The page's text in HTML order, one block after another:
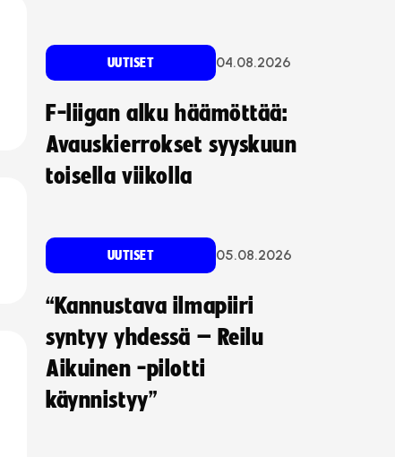
UUTISET 04.08.2026
F-liigan alku häämöttää:
Avauskierrokset syyskuun
toisella viikolla
UUTISET 05.08.2026
“Kannustava ilmapiiri
syntyy yhdessä – Reilu
Aikuinen -pilotti
käynnistyy”